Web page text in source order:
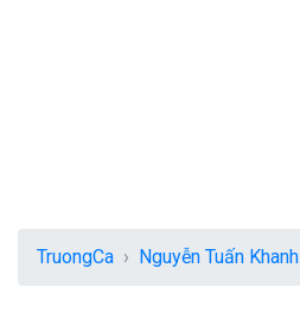
TruongCa Nguyễn Tuấn Khanh